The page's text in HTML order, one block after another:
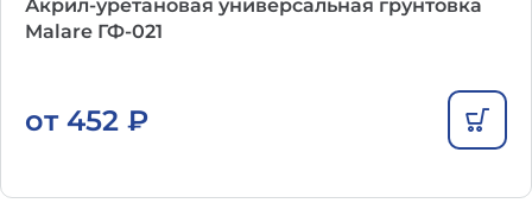
Акрил-уретановая универсальная грунтовка
Malare ГФ-021
от 452 ₽